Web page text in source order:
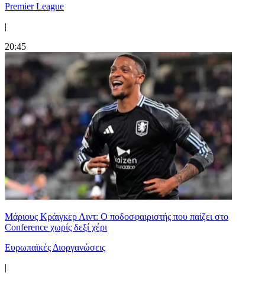
Premier League
|
20:45
Μάριους Κράιγκερ Λιντ: Ο ποδοσφαιριστής που παίζει στο
Conference χωρίς δεξί χέρι
Ευρωπαϊκές Διοργανώσεις
|